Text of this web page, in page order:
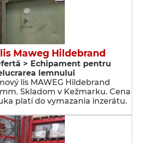
Maweg Hildebrand
> Echipament pentru
lemnului
lis MAWEG Hildebrand
Skladom v Kežmarku. Cena
platí do vymazania inzerátu.